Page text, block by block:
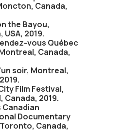
Canada,
the Bayou,
USA, 2019.
vous Québec
Canada,
soir, Montreal,
Film Festival,
Canada, 2019.
Canadian
Documentary
Canada,